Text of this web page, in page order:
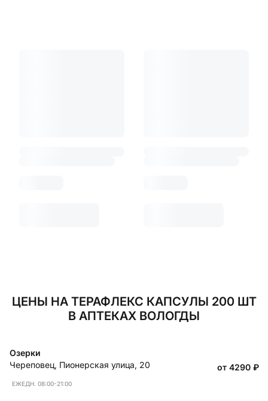
ЦЕНЫ НА ТЕРАФЛЕКС КАПСУЛЫ 200 ШТ
В АПТЕКАХ ВОЛОГДЫ
Озерки
Череповец, Пионерская улица, 20
ЕЖЕДН. 08:00-21:00
от 4290 ₽